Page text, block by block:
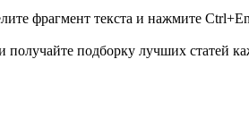
фрагмент текста и нажмите
получайте подборку лучших статей